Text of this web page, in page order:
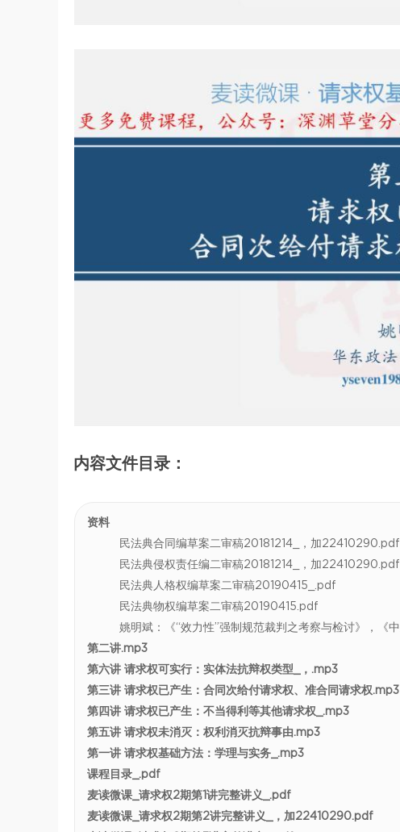
内容文件目录：
资料
民法典合同编草案二审稿20181214_，加22410290.pdf
民法典侵权责任编二审稿20181214_，加22410290.pdf
民法典人格权编草案二审稿20190415_.pdf
民法典物权编草案二审稿20190415.pdf
姚明斌：《“效力性”强制规范裁判之考察与检讨》，
第二讲.mp3
第六讲 请求权可实行：实体法抗辩权类型_，.mp3
第三讲 请求权已产生：合同次给付请求权、准合同请求权.mp3
第四讲 请求权已产生：不当得利等其他请求权_.mp3
第五讲 请求权未消灭：权利消灭抗辩事由.mp3
第一讲 请求权基础方法：学理与实务_.mp3
课程目录_.pdf
麦读微课_请求权2期第1讲完整讲义_.pdf
麦读微课_请求权2期第2讲完整讲义_，加22410290.pdf